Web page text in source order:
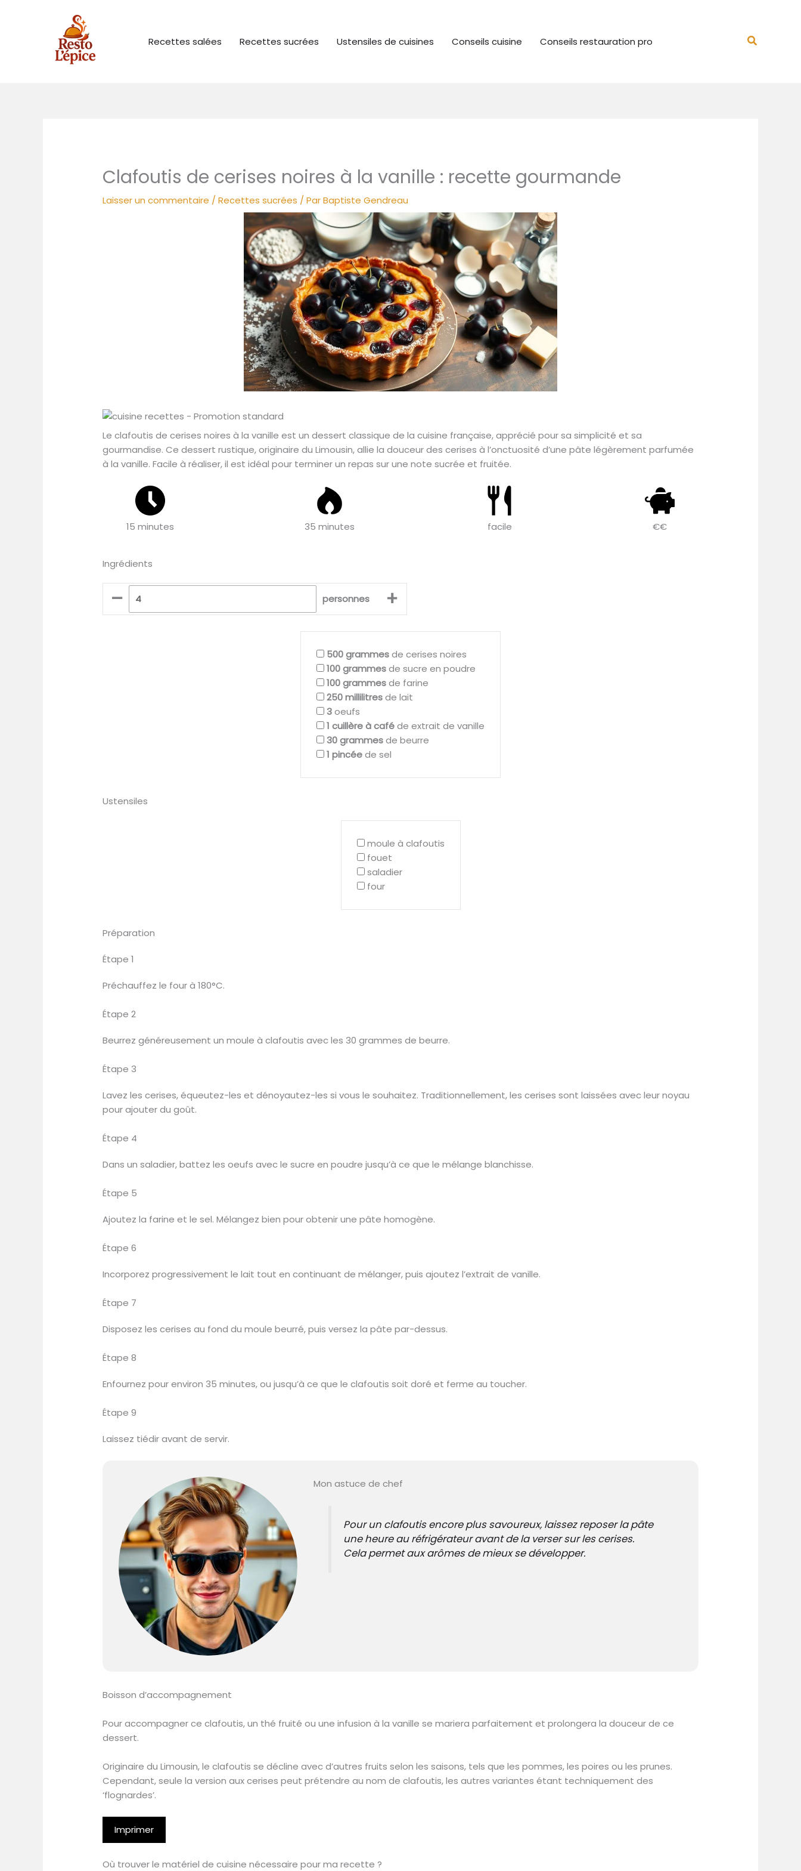
Recettes salées Recettes sucrées Ustensiles de cuisines Conseils cuisine Conseils restauration pro
Clafoutis de cerises noires à la vanille : recette gourmande
Laisser un commentaire /Recettes sucrées / ParBaptiste Gendreau
Le clafoutis de cerises noires à la vanille est un dessert classique de la cuisine française, apprécié pour sa simplicité et sa
gourmandise. Ce dessert rustique, originaire du Limousin, allie la douceur des cerises à l’onctuosité d’une pâte légèrement parfumée
à la vanille. Facile à réaliser, il est idéal pour terminer un repas sur une note sucrée et fruitée.
15 minutes 35 minutes facile €€
Ingrédients
– personnes +
500grammesde cerises noires
100grammesde sucre en poudre
100grammesde farine
250millilitresde lait
3oeufs
1 cuillère à caféde extrait de vanille
30grammesde beurre
1 pincéede sel
Ustensiles
moule à clafoutis
fouet
saladier
four
Préparation
Étape 1
Préchauffez le four à 180°C.
Étape 2
Beurrez généreusement un moule à clafoutis avec les 30 grammes de beurre.
Étape 3
Lavez les cerises, équeutez-les et dénoyautez-les si vous le souhaitez. Traditionnellement, les cerises sont laissées avec leur noyau
pour ajouter du goût.
Étape 4
Dans un saladier, battez les oeufs avec le sucre en poudre jusqu’à ce que le mélange blanchisse.
Étape 5
Ajoutez la farine et le sel. Mélangez bien pour obtenir une pâte homogène.
Étape 6
Incorporez progressivement le lait tout en continuant de mélanger, puis ajoutez l’extrait de vanille.
Étape 7
Disposez les cerises au fond du moule beurré, puis versez la pâte par-dessus.
Étape 8
Enfournez pour environ 35 minutes, ou jusqu’à ce que le clafoutis soit doré et ferme au toucher.
Étape 9
Laissez tiédir avant de servir.
Mon astuce de chef
Pour un clafoutis encore plus savoureux, laissez reposer la pâte
une heure au réfrigérateur avant de la verser sur les cerises.
Cela permet aux arômes de mieux se développer.
Boisson d’accompagnement
Pour accompagner ce clafoutis, un thé fruité ou une infusion à la vanille se mariera parfaitement et prolongera la douceur de ce
dessert.
Originaire du Limousin, le clafoutis se décline avec d’autres fruits selon les saisons, tels que les pommes, les poires ou les prunes.
Cependant, seule la version aux cerises peut prétendre au nom de clafoutis, les autres variantes étant techniquement des
‘flognardes’.
Imprimer
Où trouver le matériel de cuisine nécessaire pour ma recette ?